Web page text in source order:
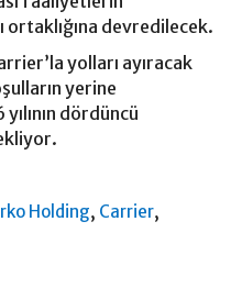
ortaklığına devredilecek.
yolları ayıracak
yerine
dördüncü
Holding, Carrier,